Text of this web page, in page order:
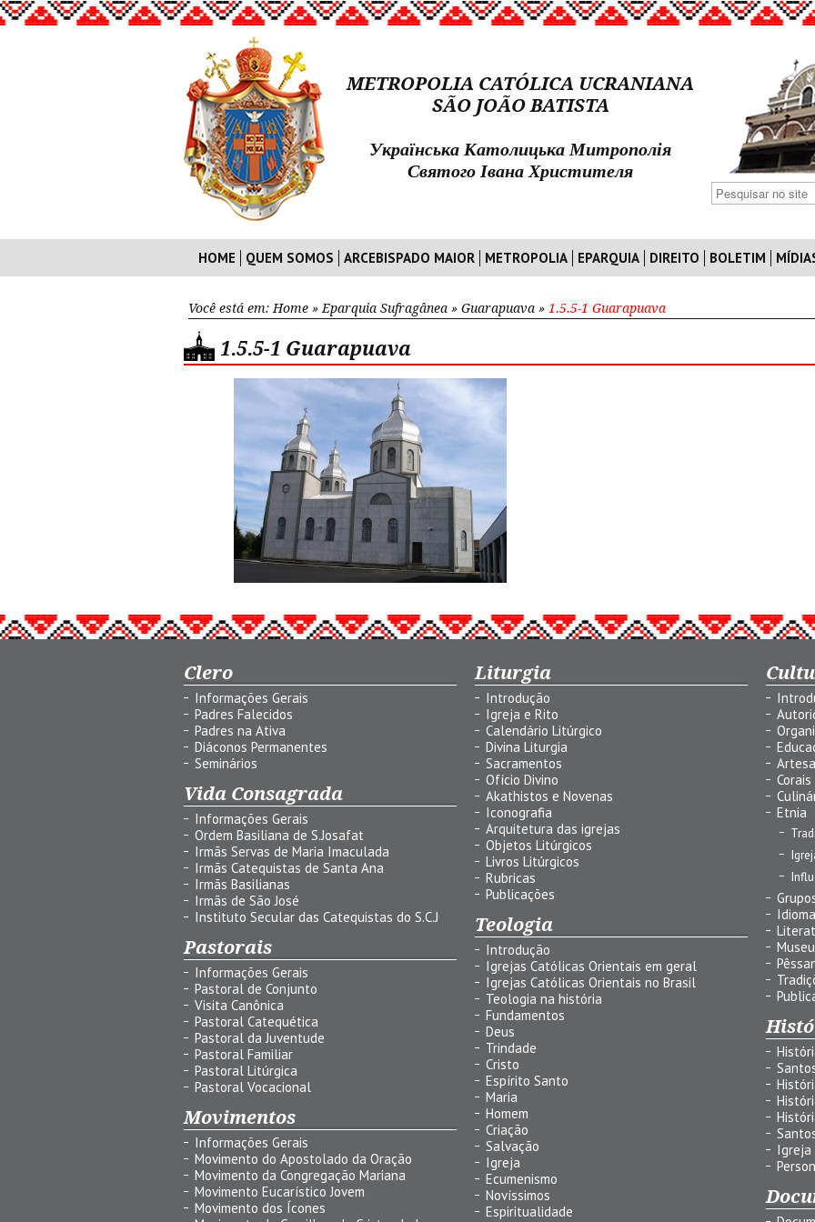
METROPOLIA CATÓLICA UCRANIANA
SÃO JOÃO BATISTA
Українська Католицька Митрополія
Святого Івана Христителя
HOME QUEM SOMOS ARCEBISPADO MAIOR METROPOLIA EPARQUIA DIREITO BOLETIM
Você está em: Home » Eparquia Sufragânea » Guarapuava » 1.5.5-1 Guarapuava
1.5.5-1 Guarapuava
Clero
Informações Gerais
Padres Falecidos
Padres na Ativa
Diáconos Permanentes
Seminários
Vida Consagrada
Informações Gerais
Ordem Basiliana de S.Josafat
Irmãs Servas de Maria Imaculada
Irmãs Catequistas de Santa Ana
Irmãs Basilianas
Irmãs de São José
Instituto Secular das Catequistas do S.C.J
Pastorais
Informações Gerais
Pastoral de Conjunto
Visita Canônica
Pastoral Catequética
Pastoral da Juventude
Pastoral Familiar
Pastoral Litúrgica
Pastoral Vocacional
Movimentos
Informações Gerais
Movimento do Apostolado da Oração
Movimento da Congregação Mariana
Movimento Eucarístico Jovem
Movimento dos Ícones
Liturgia
Introdução
Igreja e Rito
Calendário Litúrgico
Divina Liturgia
Sacramentos
Ofício Divino
Akathistos e Novenas
Iconografia
Arquitetura das igrejas
Objetos Litúrgicos
Livros Litúrgicos
Rubricas
Publicações
Teologia
Introdução
Igrejas Católicas Orientais em geral
Igrejas Católicas Orientais no Brasil
Teologia na história
Fundamentos
Deus
Trindade
Cristo
Espírito Santo
Maria
Homem
Criação
Salvação
Igreja
Ecumenismo
Novíssimos
Espiritualidade
Etnia
Idioma
Igreja